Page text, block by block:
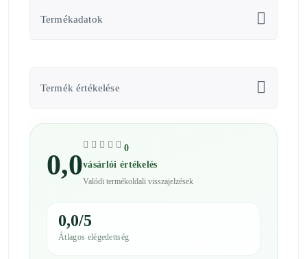
Termékadatok
Termék értékelése
0,0
0
vásárlói értékelés
Valódi termékoldali visszajelzések
0,0/5
Átlagos elégedettség